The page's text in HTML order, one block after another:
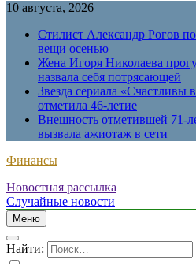
10 августа, 2026
Стилист Александр Рогов
вещи осенью
Жена Игоря Николаева
назвала себя потрясающей
Звезда сериала «Счастливы
отметила 46-летие
Внешность отметившей 71-
вызвала ажиотаж в сети
Финансы
Новостная рассылка
Случайные новости
Меню
Найти: